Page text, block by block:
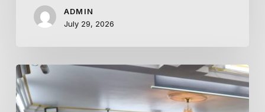
ADMIN
July 29, 2026
Khutbah
Jumat
ICC